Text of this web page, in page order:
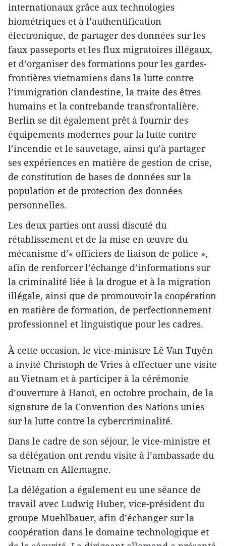
internationaux grâce aux technologies
biométriques et à l’authentification
électronique, de partager des données sur les
faux passeports et les flux migratoires illégaux,
et d’organiser des formations pour les gardes-
frontières vietnamiens dans la lutte contre
l’immigration clandestine, la traite des êtres
humains et la contrebande transfrontalière.
Berlin se dit également prêt à fournir des
équipements modernes pour la lutte contre
l’incendie et le sauvetage, ainsi qu’à partager
ses expériences en matière de gestion de crise,
de constitution de bases de données sur la
population et de protection des données
personnelles.
Les deux parties ont aussi discuté du
rétablissement et de la mise en œuvre du
mécanisme d’« officiers de liaison de police »,
afin de renforcer l’échange d’informations sur
la criminalité liée à la drogue et à la migration
illégale, ainsi que de promouvoir la coopération
en matière de formation, de perfectionnement
professionnel et linguistique pour les cadres.
À cette occasion, le vice-ministre Lê Van Tuyên
a invité Christoph de Vries à effectuer une visite
au Vietnam et à participer à la cérémonie
d’ouverture à Hanoï, en octobre prochain, de la
signature de la Convention des Nations unies
sur la lutte contre la cybercriminalité.
Dans le cadre de son séjour, le vice-ministre et
sa délégation ont rendu visite à l’ambassade du
Vietnam en Allemagne.
La délégation a également eu une séance de
travail avec Ludwig Huber, vice-président du
groupe Muehlbauer, afin d’échanger sur la
coopération dans le domaine technologique et